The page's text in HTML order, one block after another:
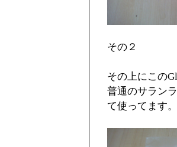
その２
その上にこの
普通のサラン
て使ってます。